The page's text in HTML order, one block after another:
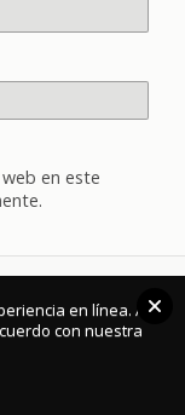
en este
en línea. Al
con nuestra